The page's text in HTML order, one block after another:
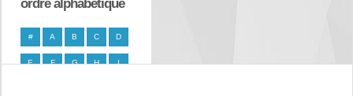
ordre alphabétique
# A B C D
E F G H I